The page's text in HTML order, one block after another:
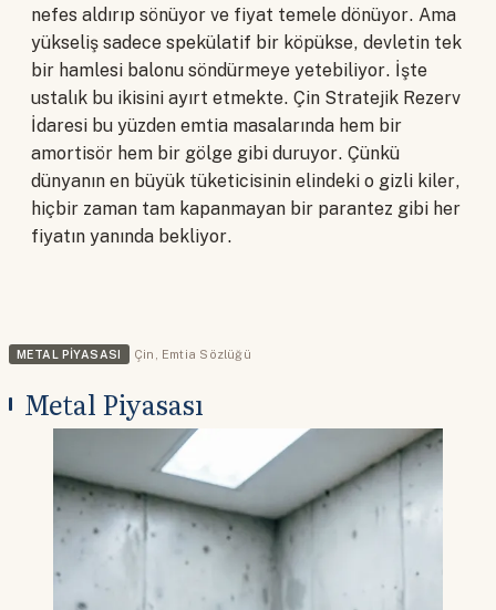
nefes aldırıp sönüyor ve fiyat temele dönüyor. Ama
yükseliş sadece spekülatif bir köpükse, devletin tek
bir hamlesi balonu söndürmeye yetebiliyor. İşte
ustalık bu ikisini ayırt etmekte. Çin Stratejik Rezerv
İdaresi bu yüzden emtia masalarında hem bir
amortisör hem bir gölge gibi duruyor. Çünkü
dünyanın en büyük tüketicisinin elindeki o gizli kiler,
hiçbir zaman tam kapanmayan bir parantez gibi her
fiyatın yanında bekliyor.
METAL PIYASASI Çin , Emtia Sözlüğü
Metal Piyasası